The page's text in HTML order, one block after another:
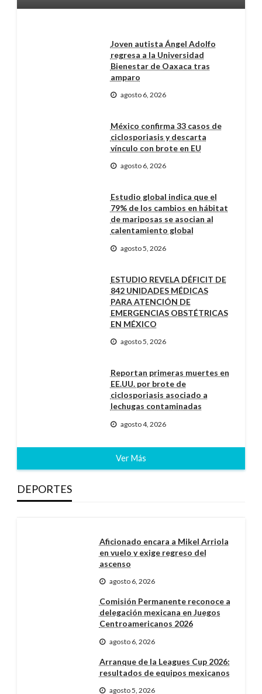
Joven autista Ángel Adolfo
regresa a la Universidad
Bienestar de Oaxaca tras
amparo
agosto 6, 2026
México confirma 33 casos de
ciclosporiasis y descarta
vínculo con brote en EU
agosto 6, 2026
Estudio global indica que el
79% de los cambios en hábitat
de mariposas se asocian al
calentamiento global
agosto 5, 2026
ESTUDIO REVELA DÉFICIT DE
842 UNIDADES MÉDICAS
PARA ATENCIÓN DE
EMERGENCIAS OBSTÉTRICAS
EN MÉXICO
agosto 5, 2026
Reportan primeras muertes en
EE.UU. por brote de
ciclosporiasis asociado a
lechugas contaminadas
agosto 4, 2026
Ver Más
DEPORTES
Aficionado encara a Mikel Arriola
en vuelo y exige regreso del
ascenso
agosto 6, 2026
Comisión Permanente reconoce a
delegación mexicana en Juegos
Centroamericanos 2026
agosto 6, 2026
Arranque de la Leagues Cup 2026:
resultados de equipos mexicanos
agosto 5, 2026